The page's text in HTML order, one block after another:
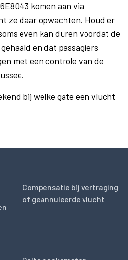
komen aan via
ze daar opwachten. Houd er
even kan duren voordat de
en dat passagiers
met een controle van de
bij welke gate een vlucht
Compensatie bij vertraging
of geannuleerde vlucht